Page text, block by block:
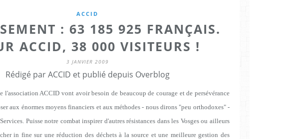
ACCID
: 63 185 925 FRANÇAIS.
ACCID, 38 000 VISITEURS !
3 JANVIER 2009
Rédigé par ACCID et publié depuis Overblog
l'association ACCID vont avoir besoin de beaucoup de courage et de persévérance
aux énormes moyens financiers et aux méthodes - nous dirons "peu orthodoxes" -
Puisse notre combat inspirer d'autres résistances dans les Vosges ou ailleurs
in fine sur une réduction des déchets à la source et une meilleure gestion des